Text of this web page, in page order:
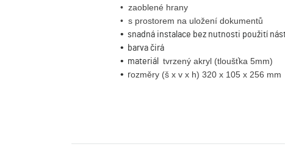
• zaoblené hrany
• s prostorem na uložení dokumentů
• snadná instalace bez nutnosti použití
• barva čirá
• materiál
tvrzený akryl (tloušťka 5mm)
• rozměry (š x v x h) 320 x 105 x 256 mm